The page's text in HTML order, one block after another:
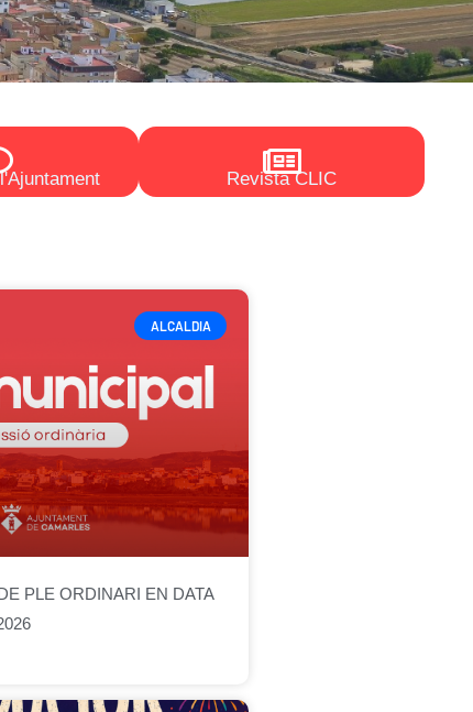
Revista CLIC
ALCALDIA
PLE ORDINARI EN DATA